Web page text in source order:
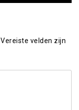
Vereiste velden zijn